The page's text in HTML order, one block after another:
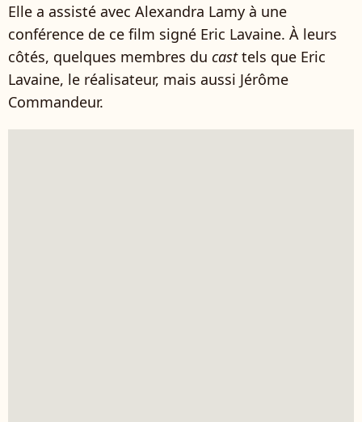
Elle a assisté avec Alexandra Lamy à une
conférence de ce film signé Eric Lavaine. À leurs
côtés, quelques membres du casttels que Eric
Lavaine, le réalisateur, mais aussi Jérôme
Commandeur.